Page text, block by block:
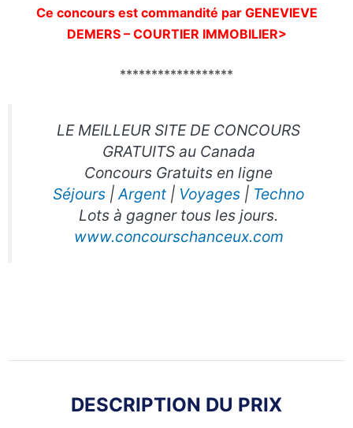
Ce concours est commandité par GENEVIEVE
DEMERS – COURTIER IMMOBILIER>
******************
LE MEILLEUR SITE DE CONCOURS
GRATUITS au Canada
Concours Gratuits en ligne
Séjours |Argent | Voyages | Techno
Lots à gagner tous les jours.
www.concourschanceux.com
DESCRIPTION DU PRIX